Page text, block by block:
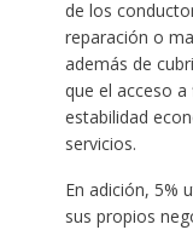
de los
reparación o
además de
que el acceso
estabilidad
servicios.
En adición, 5%
sus propios